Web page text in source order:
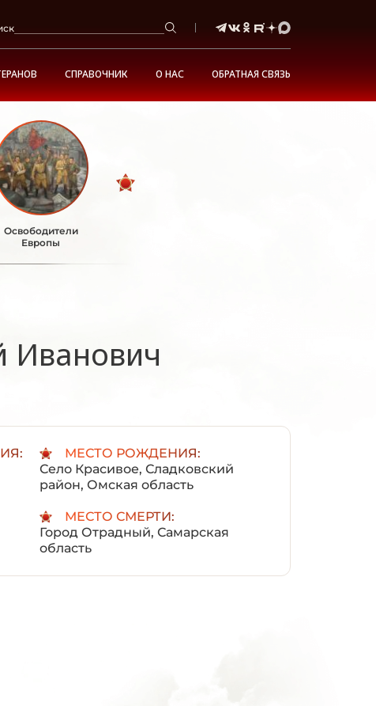
СПРАВОЧНИК О НАС ОБРАТНАЯ СВЯЗЬ
Освободители
Европы
Иванович
МЕСТО РОЖДЕНИЯ:
Село Красивое, Сладковский
район, Омская область
МЕСТО СМЕРТИ:
Город Отрадный, Самарская
область